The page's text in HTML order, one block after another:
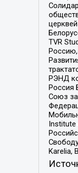
TVR
Россию,
РЭНД
Россия
Союз за
Institute
Karelia,